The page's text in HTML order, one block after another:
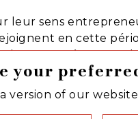
your
version of our
leur sens
en cette
beaucoup à
années, mais